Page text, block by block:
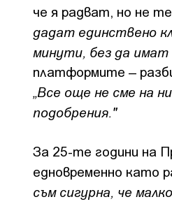
че я радват, но не
дадат единствено
минути, без да
платформите –
„Все още не сме на
подобрения."
За 25-те години на
едновременно като
съм сигурна, че